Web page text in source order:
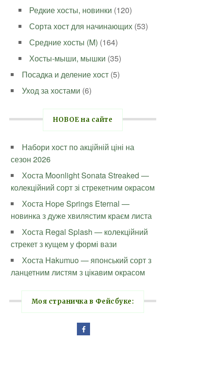
Редкие хосты, новинки (120)
Сорта хост для начинающих (53)
Средние хосты (M) (164)
Хосты-мыши, мышки (35)
Посадка и деление хост (5)
Уход за хостами (6)
НОВОЕ на сайте
Набори хост по акційній ціні на
сезон 2026
Хоста Moonlight Sonata Streaked —
колекційний сорт зі стрекетним окрасом
Хоста Hope Springs Eternal —
новинка з дуже хвилястим краєм листа
Хоста Regal Splash — колекційний
стрекет з кущем у формі вази
Хоста Hakumuo — японський сорт з
ланцетним листям з цікавим окрасом
Моя страничка в Фейсбуке: